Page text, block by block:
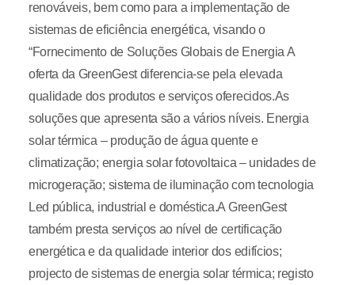
renováveis, bem como para a implementação de
sistemas de eficiência energética, visando o
“Fornecimento de Soluções Globais de Energia A
oferta da GreenGest diferencia-se pela elevada
qualidade dos produtos e serviços oferecidos.As
soluções que apresenta são a vários níveis. Energia
solar térmica – produção de água quente e
climatização; energia solar fotovoltaica – unidades de
microgeração; sistema de iluminação com tecnologia
Led pública, industrial e doméstica.A GreenGest
também presta serviços ao nível de certificação
energética e da qualidade interior dos edifícios;
projecto de sistemas de energia solar térmica; registo